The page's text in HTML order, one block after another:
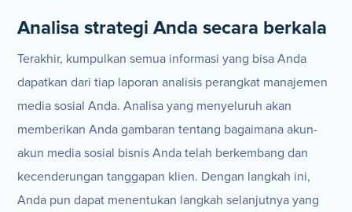
Analisa strategi Anda secara berkala
Terakhir, kumpulkan semua informasi yang bisa Anda
dapatkan dari tiap laporan analisis perangkat manajemen
media sosial Anda. Analisa yang menyeluruh akan
memberikan Anda gambaran tentang bagaimana akun-
akun media sosial bisnis Anda telah berkembang dan
kecenderungan tanggapan klien. Dengan langkah ini,
Anda pun dapat menentukan langkah selanjutnya yang